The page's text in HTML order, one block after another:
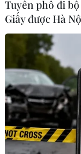
#Ngủ ngáy
Tuyến phố đi
Giấy được Hà